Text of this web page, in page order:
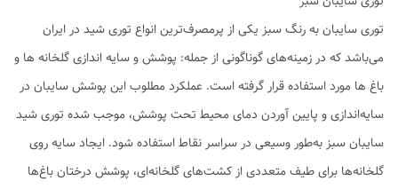
توری سایبان به رنگ سبز یکی از پرمصرف‌ترین انواع توری شید در ایران
می‌باشد که در زمینه‌های گوناگونی از جمله: پوشش و سایه اندازی گلخانه ها و
باغ ها مورد استفاده قرار گرفته است. عملکرد مطلوب این پوشش سایبان در
سایه‌اندازی و پایین آوردن دمای محیط تحت پوشش، موجب شده توری شید
سایبان سبز به‌طور وسیعی در سراسر نقاط استفاده شود. ایجاد سایه روی
گلخانه‌ها برای طیف متعددی از کشت‌های گلخانه‌ای، پوشش درختان باغ‌ها